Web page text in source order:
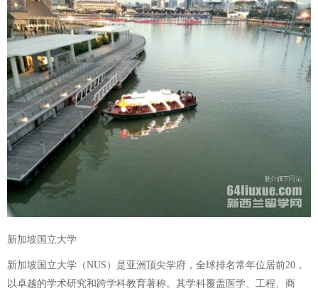
新加坡国立大学
新加坡国立大学（NUS）是亚洲顶尖学府，全球排名常年位居前20，
以卓越的学术研究和跨学科教育著称。其学科覆盖医学、工程、商